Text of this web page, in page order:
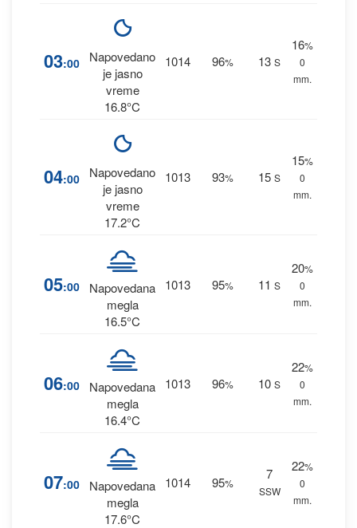
03:00
Napovedano
je jasno
vreme
16.8°C
1014 96% 13 S
16%
0
mm.
04:00
Napovedano
je jasno
vreme
17.2°C
1013 93% 15 S
15%
0
mm.
05:00
Napovedana
megla
16.5°C
1013 95% 11 S
20%
0
mm.
06:00
Napovedana
megla
16.4°C
1013 96% 10 S
22%
0
mm.
07:00
Napovedana
megla
17.6°C
1014 95%
7
SSW
22%
0
mm.